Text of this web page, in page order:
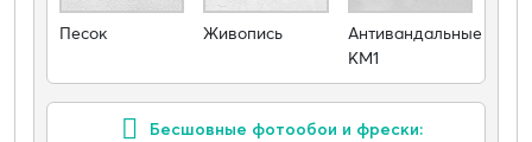
Песок Живопись
Антивандальные
КМ1
Бесшовные фотообои и фрески: